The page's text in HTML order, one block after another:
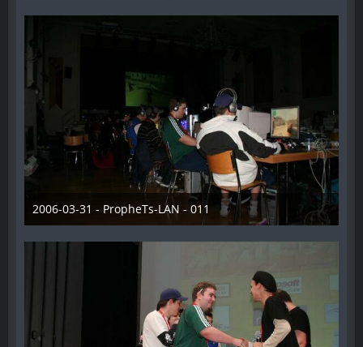
2006-03-31 - PropheTs-LAN - 011
28. Dezember 2012